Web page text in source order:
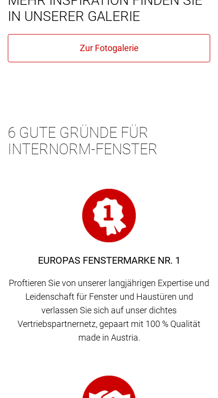
IN UNSERER GALERIE
6 GUTE GRÜNDE FÜR
INTERNORM-FENSTER
EUROPAS FENSTERMARKE NR. 1
Proftieren Sie von unserer langjährigen Expertise und
Leidenschaft für Fenster und Haustüren und
verlassen Sie sich auf unser dichtes
Vertriebspartnernetz, gepaart mit 100 % Qualität
made in Austria.